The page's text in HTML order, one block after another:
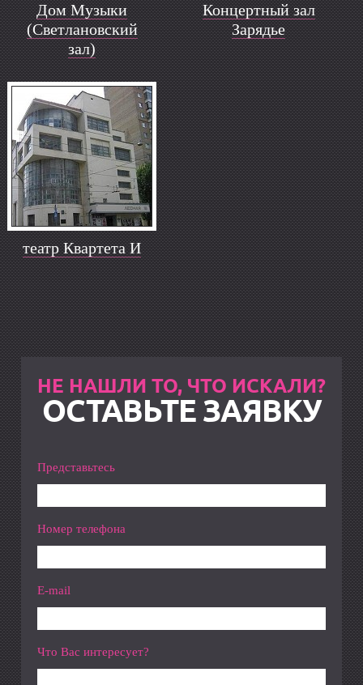
Дом Музыки
(Светлановский
зал)
Концертный зал
Зарядье
театр Квартета И
НЕ НАШЛИ ТО, ЧТО ИСКАЛИ?
ОСТАВЬТЕ ЗАЯВКУ
Представьтесь
Номер телефона
E-mail
Что Вас интересует?